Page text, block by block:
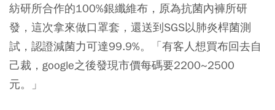
紡研所合作的100%銀纖維布，原為抗菌內褲所研
發，這次拿來做口罩套，還送到SGS以肺炎桿菌測
試，認證減菌力可達99.9%。「有客人想買布回去自
己裁，google之後發現市價每碼要2200~2500
元。」